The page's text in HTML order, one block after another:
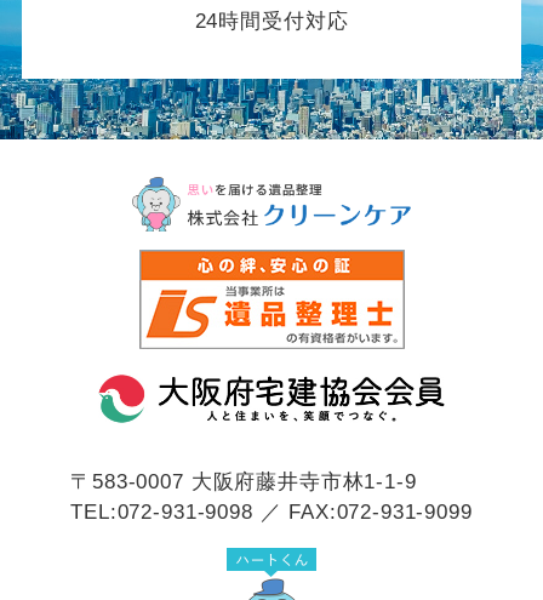
24時間受付対応
〒583-0007 大阪府藤井寺市林1-1-9
TEL:072-931-9098 ／ FAX:072-931-9099